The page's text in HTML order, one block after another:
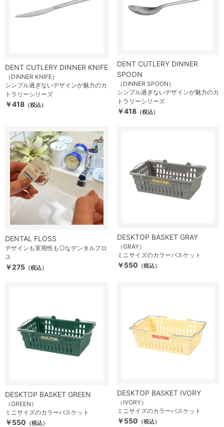
DENT CUTLERY DINNER KNIFE
（DINNER KNIFE）
シンプル過ぎないデザインが魅力のカ
トラリーシリーズ
￥418 （税込）
DENT CUTLERY DINNER
SPOON
（DINNER SPOON）
シンプル過ぎないデザインが魅力のカ
トラリーシリーズ
￥418 （税込）
DENTAL FLOSS
デザインも実用性も◎なデンタルフロ
ス
￥275 （税込）
DESKTOP BASKET GRAY
（GRAY）
ミニサイズのカラーバスケット
￥550 （税込）
DESKTOP BASKET GREEN
（GREEN）
ミニサイズのカラーバスケット
￥550 （税込）
DESKTOP BASKET IVORY
（IVORY）
ミニサイズのカラーバスケット
￥550 （税込）